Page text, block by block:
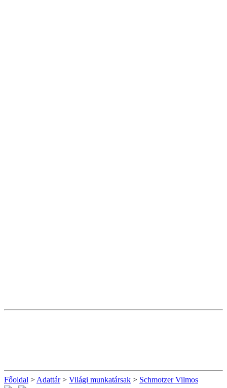
Főoldal > Adattár> Világi munkatársak > Schmotzer Vilmos